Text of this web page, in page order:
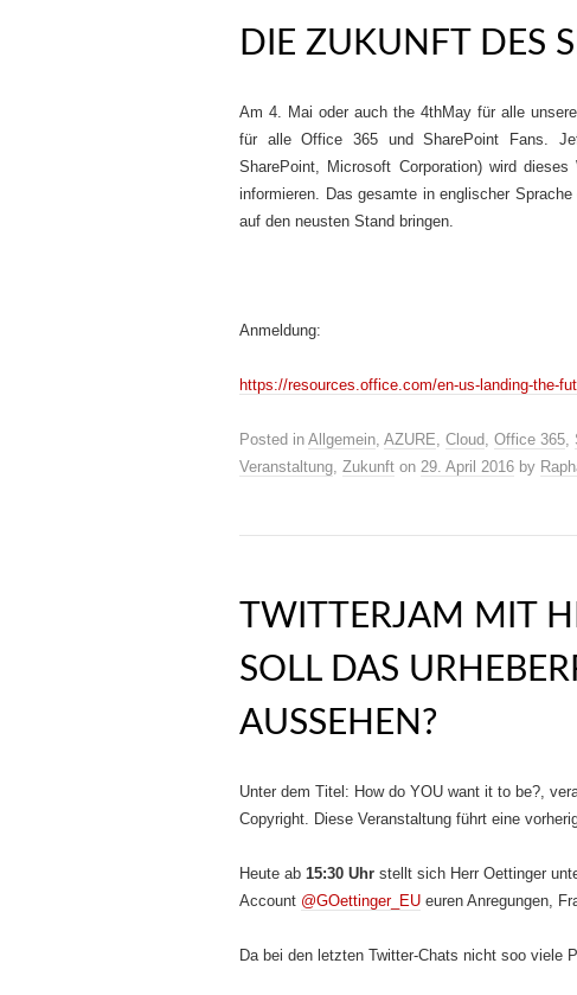
DIE ZUKUNFT DES
Am 4. Mai oder auch the 4thMay für alle
für alle Office 365 und SharePoint Fans.
SharePoint, Microsoft Corporation) wird
informieren. Das gesamte in englischer
auf den neusten Stand bringen.
Anmeldung:
https://resources.office.com/en-us-landing-the-
Posted in Allgemein, AZURE, Cloud, Office 365,
Veranstaltung, Zukunft on 29. April 2016 by
TWITTERJAM MIT
SOLL DAS
AUSSEHEN?
Unter dem Titel: How do YOU want it to be?,
Copyright. Diese Veranstaltung führt eine
Heute ab 15:30 Uhr stellt sich Herr Oettinger
Account @GOettinger_EU euren Anregungen,
Da bei den letzten Twitter-Chats nicht soo viele